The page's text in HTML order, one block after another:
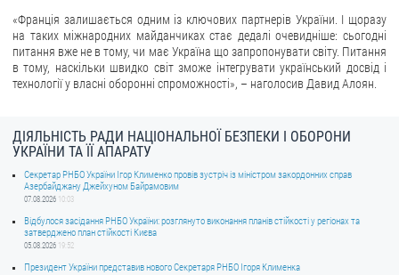
«Франція залишається одним із ключових партнерів України. І щоразу
на таких міжнародних майданчиках стає дедалі очевидніше: сьогодні
питання вже не в тому, чи має Україна що запропонувати світу. Питання
в тому, наскільки швидко світ зможе інтегрувати український досвід і
технології у власні оборонні спроможності», – наголосив Давид Алоян.
ДІЯЛЬНІСТЬ РАДИ НАЦІОНАЛЬНОЇ БЕЗПЕКИ І ОБОРОНИ
УКРАЇНИ ТА ЇЇ АПАРАТУ
Секретар РНБО України Ігор Клименко провів зустріч із міністром закордонних справ
Азербайджану Джейхуном Байрамовим
07.08.2026 10:03
Відбулося засідання РНБО України: розглянуто виконання планів стійкості у регіонах та
затверджено план стійкості Києва
05.08.2026 19:52
Президент України представив нового Секретаря РНБО Ігоря Клименка